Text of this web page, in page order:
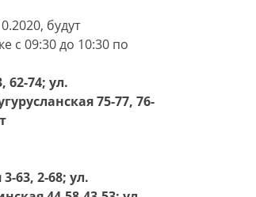
будут
с 09:30 до 10:30 по
62-74; ул.
75-77, 76-
63, 2-68; ул.